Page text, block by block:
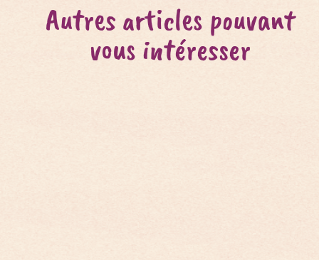
Autres articles pouvant
vous intéresser